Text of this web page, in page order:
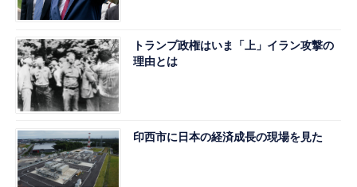
トランプ政権はいま「上」イラン攻撃の
理由とは
印西市に日本の経済成長の現場を見た